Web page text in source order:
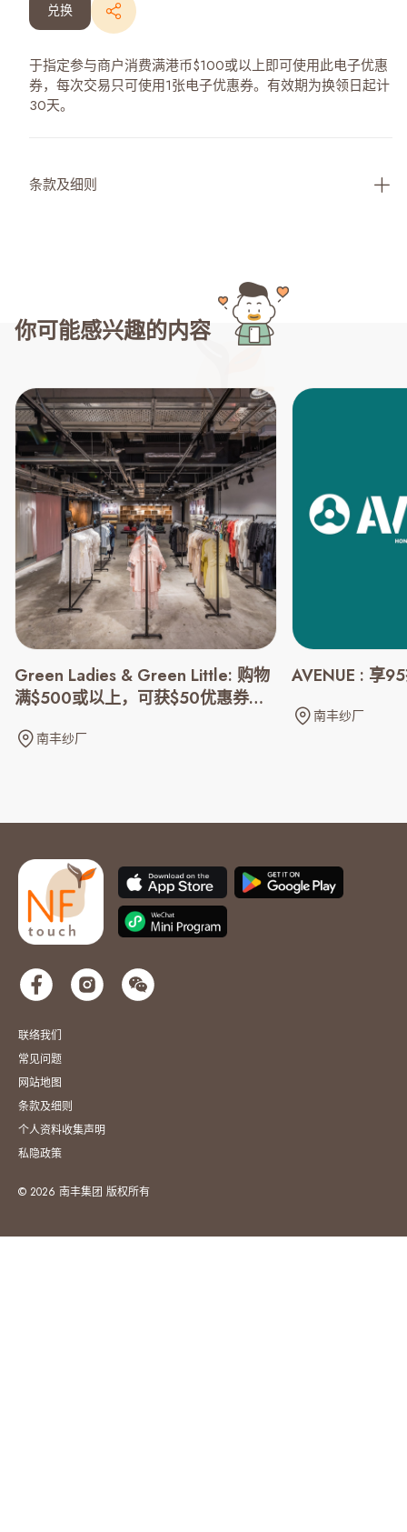
兑换
于指定参与商户消费满港币$100或以上即可使用此电子优惠
券，每次交易只可使用1张电子优惠券。有效期为换领日起计
30天。
条款及细则
你可能感兴趣的内容
Green Ladies & Green Little: 购物
满$500或以上，可获$50优惠券一
南丰纱厂
AVENUE : 享
南丰纱厂
联络我们
常见问题
网站地图
条款及细则
个人资料收集声明
私隐政策
© 2026 南丰集团 版权所有